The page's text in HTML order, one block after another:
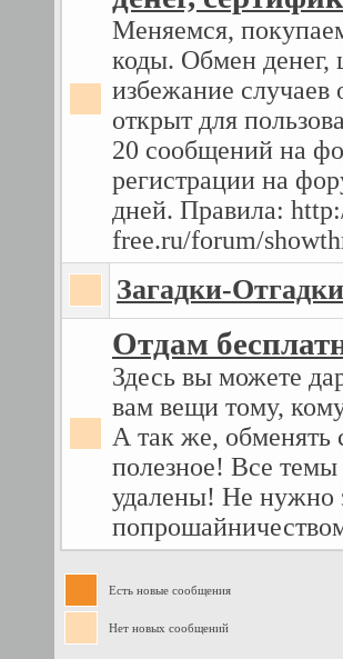
Меняемся,
коды. Обмен денег,
избежание случаев
открыт для
20 сообщений на
регистрации на
дней. Правила:
free.ru/forum/
Загадки-
Отдам
Здесь вы можете
вам вещи тому,
А так же, обменять
полезное! Все
удалены! Не нужно
Есть новые сообщения
Нет новых сообщений